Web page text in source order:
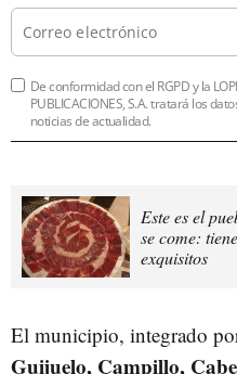
De conformidad con el RGPD y la
PUBLICACIONES, S.A. tratará los
noticias de actualidad.
Este es el
se come:
exquisitos
El municipio, integrado
Guijuelo, Campillo,